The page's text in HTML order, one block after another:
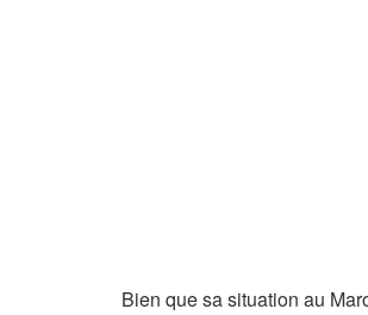
Bien que sa situation au